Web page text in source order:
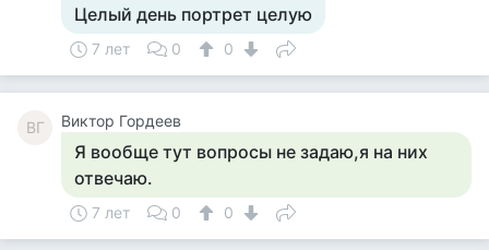
Целый день портрет целую
7 лет 0 0
ВГ Виктор Гордеев
Я вообще тут вопросы не задаю,я на них
отвечаю.
7 лет 0 0